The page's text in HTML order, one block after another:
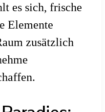
es sich, frische
Elemente
zusätzlich